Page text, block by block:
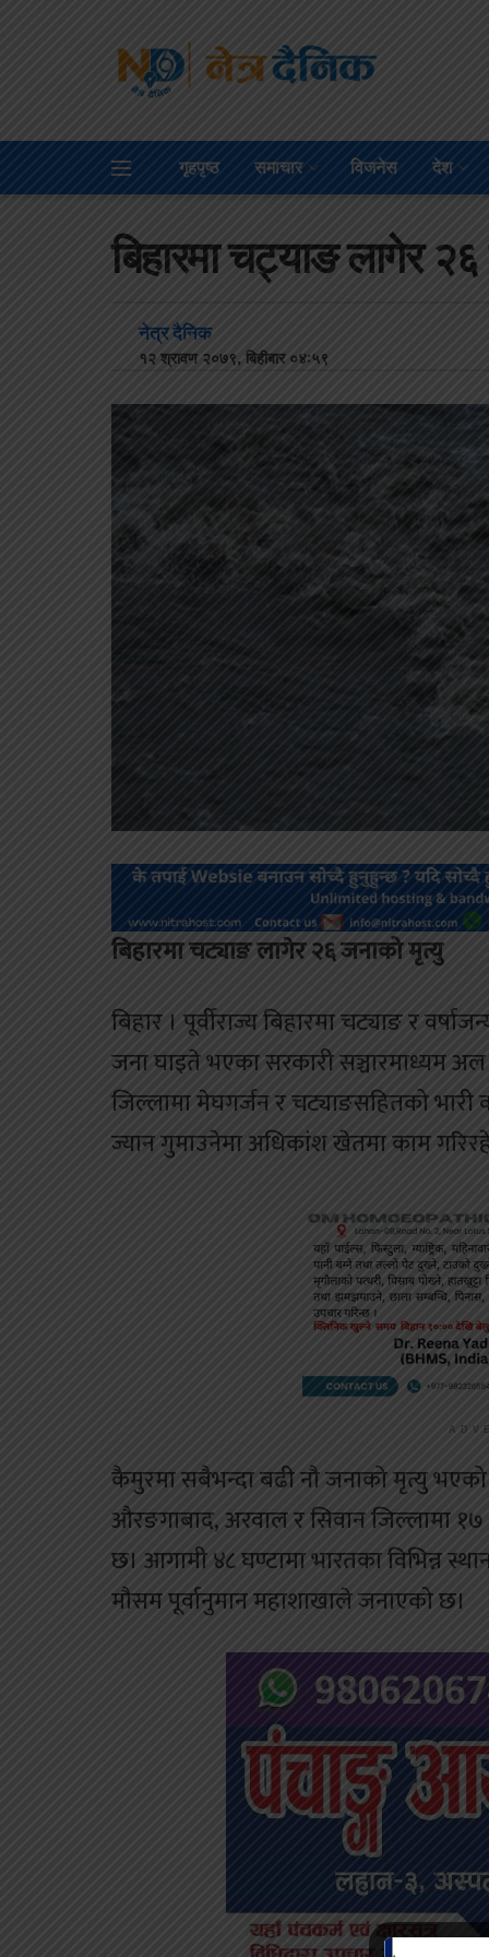
गृहपृष्ठ समाचार विजनेस देश
बिहारमा चट्याङ लागेर
नेत्र दैनिक
१२ श्रावण २०७९, बिहीबार ०४:५९
बिहारमा चट्याङ लागेर २६ जनाको मृत्यु
बिहार । पूर्वीराज्य बिहारमा चट्याङ र
जना घाइते भएका सरकारी सञ्चारमाध्यम
जिल्लामा मेघगर्जन र चट्याङसहितको भारी
ज्यान गुमाउनेमा अधिकांश खेतमा काम
कैमुरमा सबैभन्दा बढी नौ जनाको मृत्यु
औरङगाबाद, अरवाल र सिवान जिल्लामा
छ। आगामी ४८ घण्टामा भारतका विभिन्न
मौसम पूर्वानुमान महाशाखाले जनाएको छ।